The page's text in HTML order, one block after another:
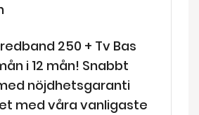
250 + Tv Bas
i 12 mån! Snabbt
nöjdhetsgaranti
med våra vanligaste